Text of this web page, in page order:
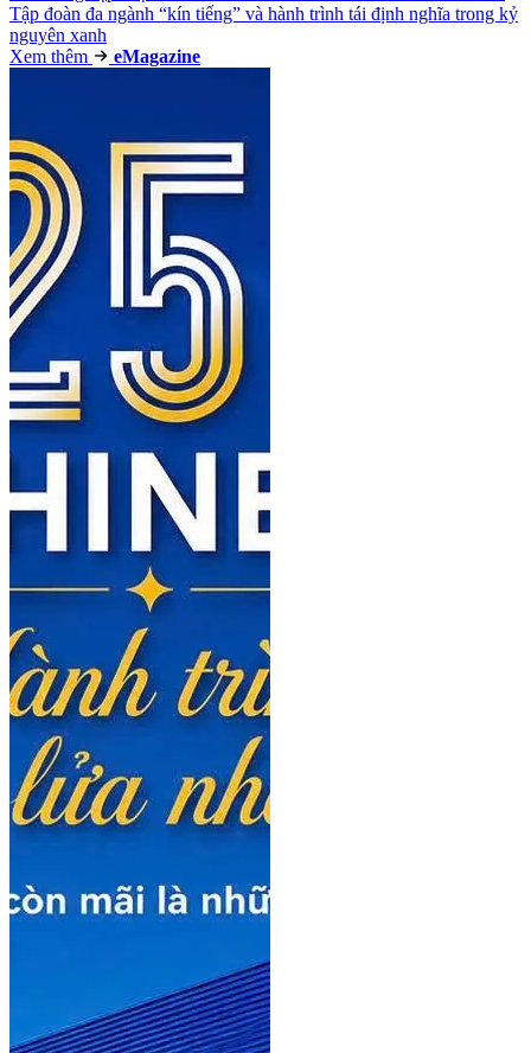
Tập đoàn đa ngành “kín tiếng” và hành trình tái định nghĩa trong kỷ
nguyên xanh
Xem thêm
eMagazine